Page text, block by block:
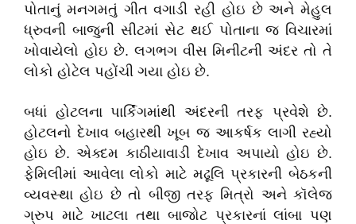
પોતાનું મનગમતું ગીત વગાડી રહી હોઇ છે અને મેહુલ
ધ્રુવની બાજુની સીટમાં સેટ થઈ પોતાના જ વિચારમાં
ખોવાયેલો હોઇ છે. લગભગ વીસ મિનીટની અંદર તો તે
લોકો હોટેલ પહોંચી ગયા હોઇ છે.
બધાં હોટલના પાર્કિંગમાંથી અંદરની તરફ પ્રવેશે છે.
હોટલનો દેખાવ બહારથી ખૂબ જ આકર્ષક લાગી રહ્યો
હોઇ છે. એક્દમ કાઠીયાવાડી દેખાવ અપાયો હોઇ છે.
ફેમિલીમાં આવેલા લોકો માટે મઢૂલિ પ્રકારની બેઠકની
વ્યવસ્થા હોઇ છે તો બીજી તરફ મિત્રો અને કૉલેજ
ગ્રુપ માટે ખાટલા તથા બાજોટ પ્રકારનાં લાંબા પણ